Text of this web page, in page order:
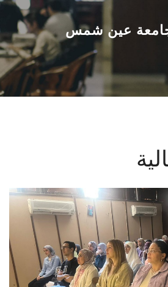
القطاعـات
الشئون الأكاديمية
البحث العلمي
الأنظمة الذكية
الإعلام
تواصل معنا
جامعة عين شمس